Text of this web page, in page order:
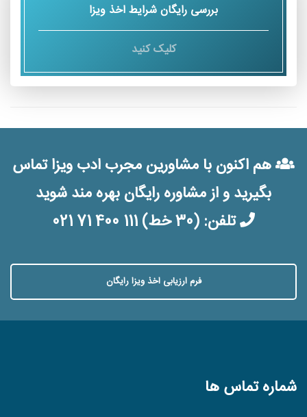
بررسی رایگان شرایط اخذ ویزا
کلیک کنید
هم اکنون با مشاورین مجرب ادب ویزا تماس
بگیرید و از مشاوره رایگان بهره مند شوید
تلفن: (30 خط) 021 71 400 111
فرم ارزیابی اخذ ویزا رایگان
شماره تماس ها